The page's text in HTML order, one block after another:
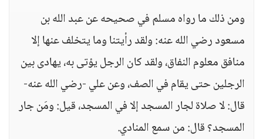
ومن ذلك ما رواه مسلم في صحيحه عن عبد الله بن
مسعود رضي الله عنه: ولقد رأيتنا وما يتخلف عنها إلا
منافق معلوم النفاق، ولقد كان الرجل يؤتى به، يهادى بين
الرجلين حتى يقام في الصف، وعن علي -رضي الله عنه-
قال: لا صلاة لجار المسجد إلا في المسجد، قيل: ومَن جار
المسجد؟ قال: من سمع المنادي.